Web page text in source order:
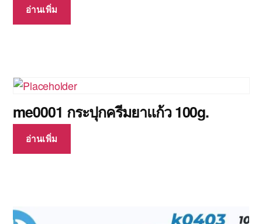
อ่านเพิ่ม
me0001 กระปุกครีมยาแก้ว 100g.
อ่านเพิ่ม